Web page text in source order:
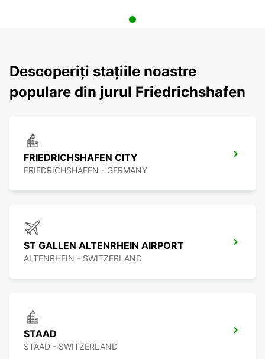
Descoperiți stațiile noastre
populare din jurul Friedrichshafen
FRIEDRICHSHAFEN CITY
FRIEDRICHSHAFEN - GERMANY
ST GALLEN ALTENRHEIN AIRPORT
ALTENRHEIN - SWITZERLAND
STAAD
STAAD - SWITZERLAND